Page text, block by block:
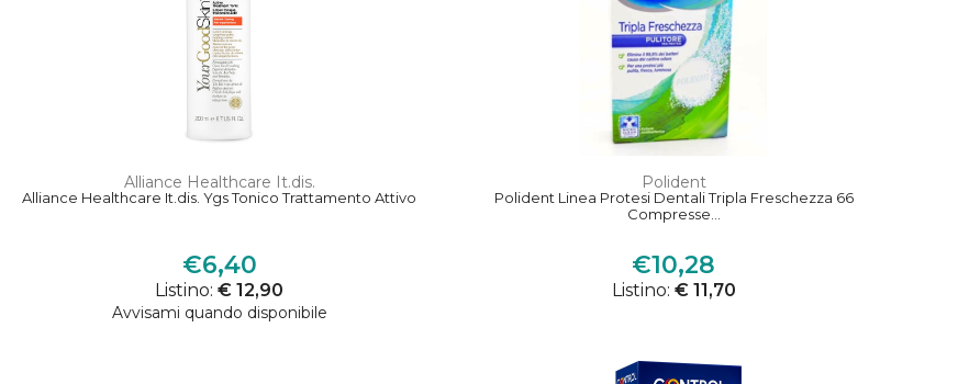
Alliance Healthcare It.dis.
Alliance Healthcare It.dis. Ygs Tonico Trattamento Attivo
€6,40
Listino:€ 12,90
Avvisami quando disponibile
Polident
Polident Linea Protesi Dentali Tripla Freschezza 66
Compresse...
€10,28
Listino: € 11,70